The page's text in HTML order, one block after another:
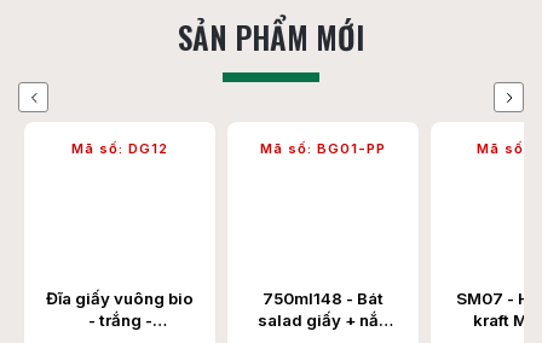
SẢN PHẨM MỚI
Previous
Đĩa giấy vuông bio
- trắng -
Mã số:DG12
750ml148 - Bát
salad giấy + nắp
Mã số:BG01-PP
SM07 - Hộp
kraft
Mã số:
Next